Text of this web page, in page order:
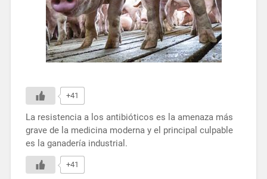
+41
La resistencia a los antibióticos es la amenaza más
grave de la medicina moderna y el principal culpable
es la ganadería industrial.
+41